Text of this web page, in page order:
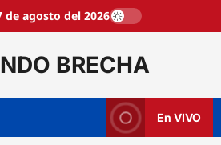
de agosto del 2026
BRECHA
En VIVO